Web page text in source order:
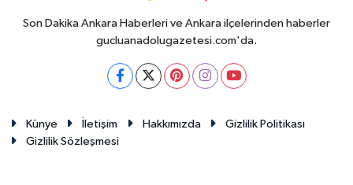
Son Dakika Ankara Haberleri ve Ankara ilçelerinden haberler
gucluanadolugazetesi.com'da.
Künye İletişim Hakkımızda
Gizlilik Politikası
Gizlilik Sözleşmesi